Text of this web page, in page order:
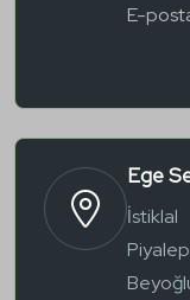
E-
Ege